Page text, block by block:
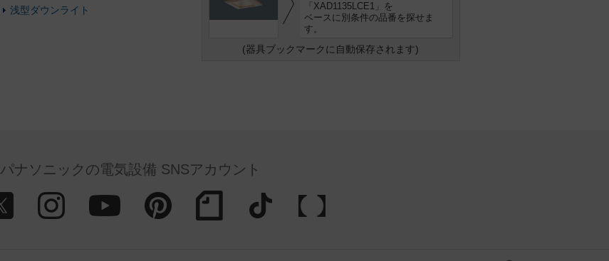
浅型ダウンライト
「XAD1135LCE1」を
ベースに別条件の品番を探せま
す。
(器具ブックマークに自動保存されます)
パナソニックの電気設備 SNSアカウント